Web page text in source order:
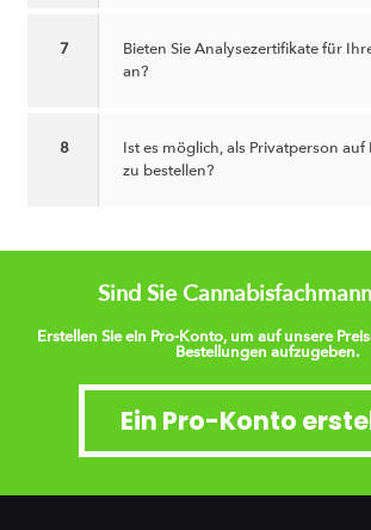
7
Bieten Sie Analysezertifikate für
an?
8
Ist es möglich, als Privatperson auf
zu bestellen?
Sind Sie
Erstellen Sie ein Pro-Konto, um auf unsere
Bestellungen aufzugeben.
Ein Pro-Konto